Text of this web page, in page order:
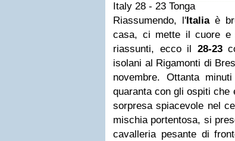
Italy 28 - 23 Tonga
Riassumendo, l'Italiaè
casa, ci mette il cuore
riassunti, ecco il 28-23
isolani al Rigamonti di
novembre. Ottanta
quaranta con gli ospiti che
sorpresa spiacevole nel
mischia portentosa, si
cavalleria pesante di